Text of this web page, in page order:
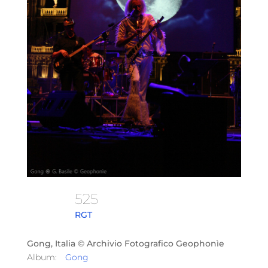
525
RGT
Gong, Italia © Archivio Fotografico Geophonìe
Album:
Gong